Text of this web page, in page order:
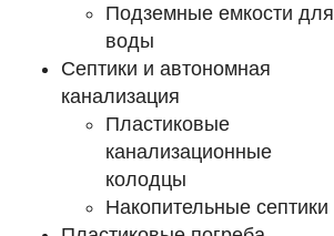
Подземные емкости для
воды
Септики и автономная
канализация
Пластиковые
канализационные
колодцы
Накопительные септики